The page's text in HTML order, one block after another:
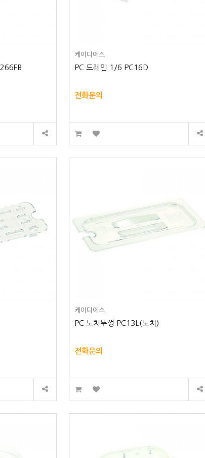
케이디에스
PC 드레인 1/6 PC16D
전화문의
케이디에스
PC 노치뚜껑 PC13L(노치)
전화문의